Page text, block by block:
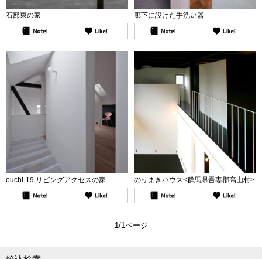
石部東の家 廊下に設けた手洗い器
ouchi-19 リビングアクセスの家 のりまきハウス<群馬県吾妻郡高山村>
1/1ページ